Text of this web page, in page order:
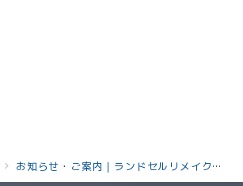
お知らせ・ご案内｜ランドセルリメイクと革製品の最新情報お知らせ